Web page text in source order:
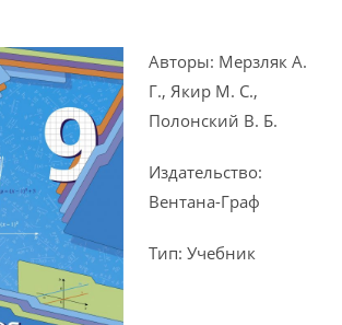
Авторы: Мерзляк А.
Г., Якир М. С.,
Полонский В. Б.
Издательство:
Вентана-Граф
Тип: Учебник